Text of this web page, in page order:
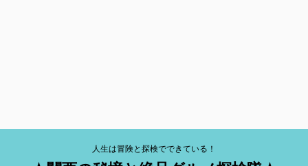
人生は冒険と探検でできている！